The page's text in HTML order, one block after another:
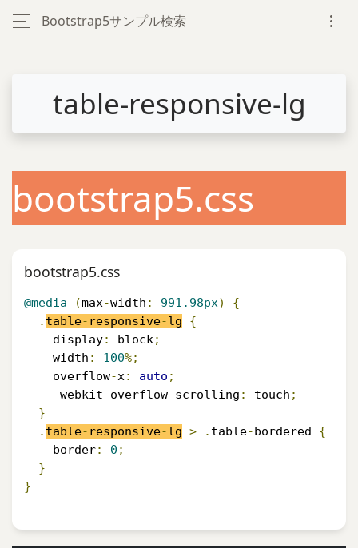
Bootstrap5サンプル検索
table-responsive-lg
bootstrap5.css
bootstrap5.css
@media (max-width : 991.98px)
{
. table- responsive-lg
{
    display
: block;
    width
: 100%;
    overflow
-x: auto ;
-webkit-overflow-scrolling : touch ;
}
. table- responsive-lg > . table-bordered {
    border
: 0 ;
}
}